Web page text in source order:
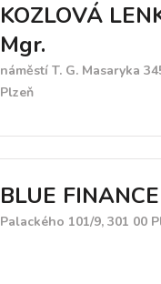
KOZLOVÁ
Mgr.
náměstí T. G. Masaryka
Plzeň
BLUE
Palackého 101/9, 301 00